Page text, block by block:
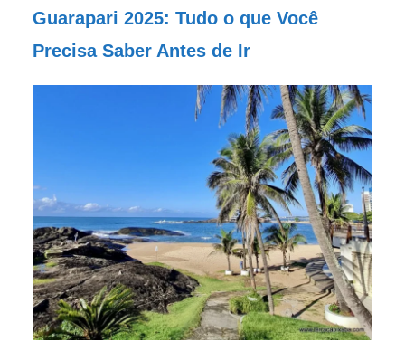
Guarapari 2025: Tudo o que Você
Precisa Saber Antes de Ir